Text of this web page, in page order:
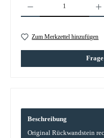
Zum Merkzettel hinzufügen
Beschreibung
Original Rückwandstein